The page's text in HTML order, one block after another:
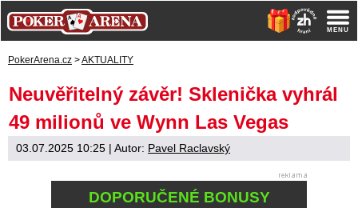
PokerArena.cz >AKTUALITY
Neuvěřitelný závěr! Sklenička vyhrál
49 milionů ve Wynn Las Vegas
03.07.2025 10:25 | Autor: Pavel Raclavský
DOPORUČENÉ BONUSY